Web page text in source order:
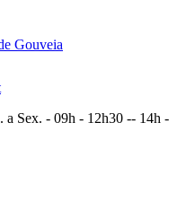
a Sex. - 09h - 12h30 -- 14h -